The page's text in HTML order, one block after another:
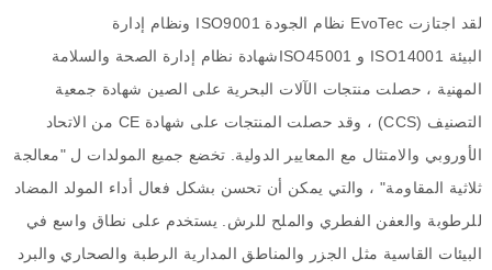
لقد اجتازت EvoTec نظام الجودة ISO9001 ونظام إدارة
البيئة ISO14001 و ISO45001شهادة نظام إدارة الصحة والسلامة
المهنية ، حصلت منتجات الآلات البحرية على الصين شهادة جمعية
التصنيف (CCS) ، وقد حصلت المنتجات على شهادة CE من الاتحاد
الأوروبي والامتثال مع المعايير الدولية تخضع جميع المولدات ل "معالجة
ثلاثية المقاومة" ، والتي يمكن أن تحسن بشكل فعال أداء المولد المضاد
للرطوبة والعفن الفطري والملح للرش
يستخدم على نطاق واسع في
البيئات القاسية مثل الجزر والمناطق المدارية الرطبة والصحاري والبرد